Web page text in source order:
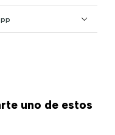
uno de estos